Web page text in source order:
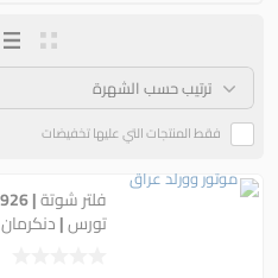
فقط المنتجات التي عليها تخفيضات
تورس | دنكرمان